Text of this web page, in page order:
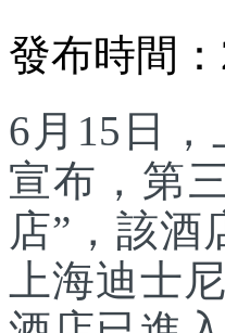
發布時間
6月15日
宣布，第
店”，該酒
上海迪士